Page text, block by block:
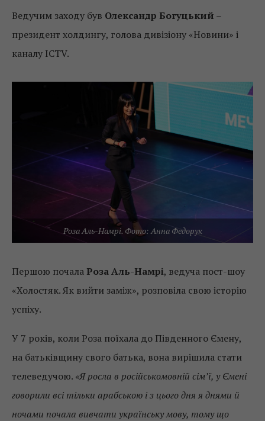
Ведучим заходу був Олександр Богуцький –
президент холдингу, голова дивізіону «Новини» і
каналу ICTV.
Роза Аль-Намрі. Фото: Анна Федорук
Першою почала Роза Аль-Намрі, ведуча пост-шоу
«Холостяк. Як вийти заміж», розповіла свою історію
успіху.
У 7 років, коли Роза поїхала до Південного Ємену,
на батьківщину свого батька, вона вирішила стати
телеведучою. «Я росла в російськомовній сім’ї, у Ємені
говорили всі тільки арабською і з цього дня я днями й
ночами почала вивчати українську мову, тому що